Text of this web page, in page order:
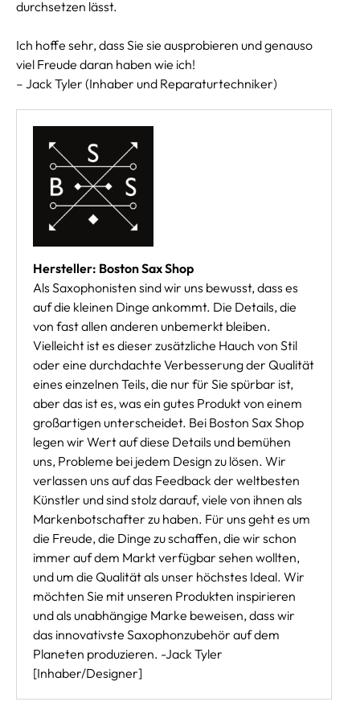
durchsetzen lässt.
Ich hoffe sehr, dass Sie sie ausprobieren und genauso
viel Freude daran haben wie ich!
– Jack Tyler (Inhaber und Reparaturtechniker)
Hersteller: Boston Sax Shop
Als Saxophonisten sind wir uns bewusst, dass es
auf die kleinen Dinge ankommt. Die Details, die
von fast allen anderen unbemerkt bleiben.
Vielleicht ist es dieser zusätzliche Hauch von Stil
oder eine durchdachte Verbesserung der Qualität
eines einzelnen Teils, die nur für Sie spürbar ist,
aber das ist es, was ein gutes Produkt von einem
großartigen unterscheidet. Bei Boston Sax Shop
legen wir Wert auf diese Details und bemühen
uns, Probleme bei jedem Design zu lösen. Wir
verlassen uns auf das Feedback der weltbesten
Künstler und sind stolz darauf, viele von ihnen als
Markenbotschafter zu haben. Für uns geht es um
die Freude, die Dinge zu schaffen, die wir schon
immer auf dem Markt verfügbar sehen wollten,
und um die Qualität als unser höchstes Ideal. Wir
möchten Sie mit unseren Produkten inspirieren
und als unabhängige Marke beweisen, dass wir
das innovativste Saxophonzubehör auf dem
Planeten produzieren. -Jack Tyler
[Inhaber/Designer]